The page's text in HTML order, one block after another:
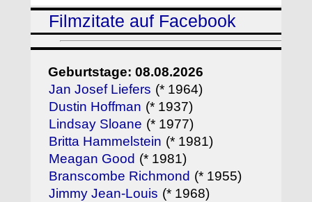
Filmzitate auf Facebook
Geburtstage: 08.08.2026
Jan Josef Liefers (* 1964)
Dustin Hoffman (* 1937)
Lindsay Sloane (* 1977)
Britta Hammelstein (* 1981)
Meagan Good (* 1981)
Branscombe Richmond (* 1955)
Jimmy Jean-Louis (* 1968)